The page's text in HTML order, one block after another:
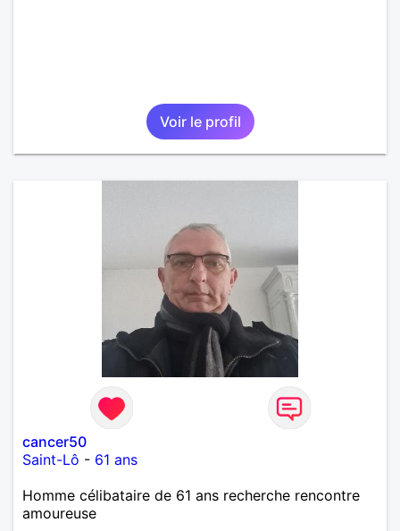
Voir le profil
cancer50
Saint-Lô - 61 ans
Homme célibataire de 61 ans recherche rencontre
amoureuse